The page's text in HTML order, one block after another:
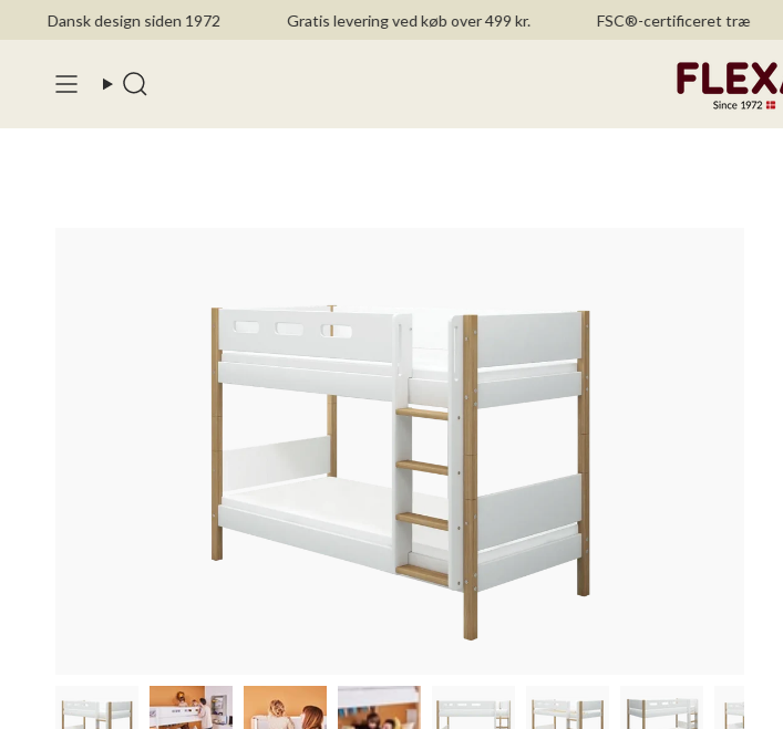
Dansk design siden 1972 Gratis levering ved køb over 499 kr. FSC®-certificeret træ
Search